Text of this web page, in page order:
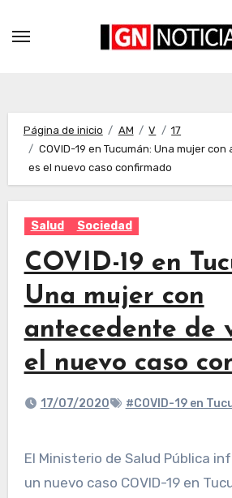
Página de inicio AM V
17
COVID-19 en Tucumán: Una mujer
es el nuevo caso confirmado
Salud Sociedad
COVID-19 en
Una mujer con
antecedente de
el nuevo caso
17/07/2020 #COVID-19 en
El Ministerio de Salud Pública informa que suma
un nuevo caso COVID-19 en